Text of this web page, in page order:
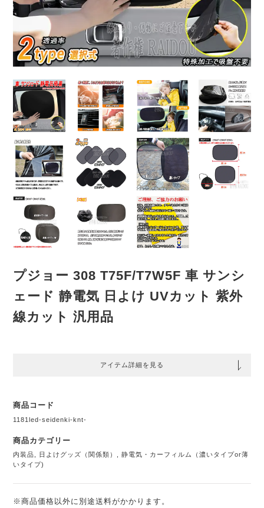
プジョー 308 T75F/T7W5F 車 サンシ
ェード 静電気 日よけ UVカット 紫外
線カット 汎用品
アイテム詳細を見る
商品コード
1181led-seidenki-knt-
商品カテゴリー
内装品 日よけグッズ（関係類） ,静電気・カーフィルム（濃いタイプor薄
いタイプ)
※商品価格以外に別途送料がかかります。